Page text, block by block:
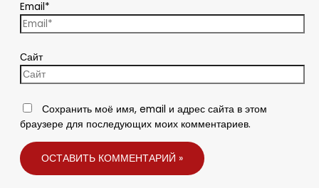
Email*
Сайт
Сохранить моё имя, email и адрес сайта в этом
браузере для последующих моих комментариев.